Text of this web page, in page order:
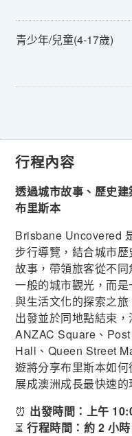
青少年/兒童(4-17歲)
行程內容
透過城市故事、歷史
布里斯本
Brisbane Uncovered
步行導覽，結合城市
故事，帶領旅客從不
一般的城市觀光，而
與生活文化的探索之
出發並於同地點結束
ANZAC Square、
Hall、Queen Street
遊將分享布里斯本如
展成澳洲成長最快速的
⏰ 出發時間：上午
⏳行程時間：約 2 小時